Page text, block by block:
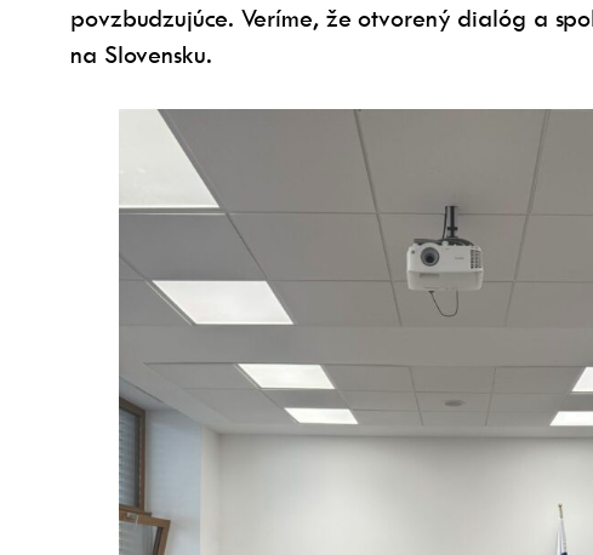
povzbudzujúce. Veríme, že otvorený dialóg a
na Slovensku.